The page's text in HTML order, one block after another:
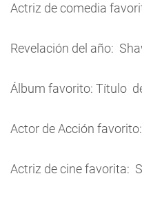
Actriz de comedia
Revelación del año:
Álbum favorito: Título
Actor de Acción
Actriz de cine favorita: